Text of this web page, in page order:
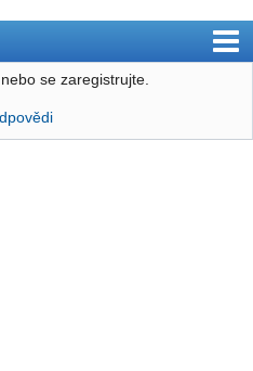
se zaregistrujte.